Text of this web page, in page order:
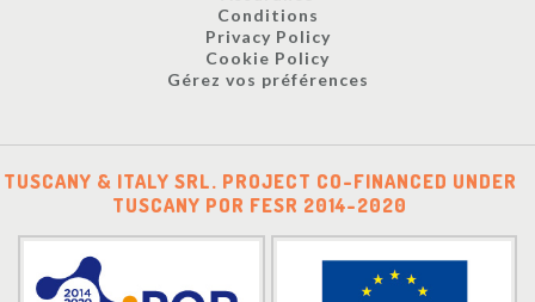
Conditions
Privacy Policy
Cookie Policy
Gérez vos préférences
TUSCANY & ITALY SRL. PROJECT CO-FINANCED UNDER
TUSCANY POR FESR 2014-2020